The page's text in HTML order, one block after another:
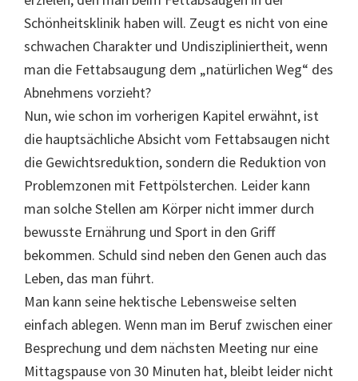
Schönheitsklinik haben will. Zeugt es nicht von eine
schwachen Charakter und Undiszipliniertheit, wenn
man die Fettabsaugung dem „natürlichen Weg“ des
Abnehmens vorzieht?
Nun, wie schon im vorherigen Kapitel erwähnt, ist
die hauptsächliche Absicht vom Fettabsaugen nicht
die Gewichtsreduktion, sondern die Reduktion von
Problemzonen mit Fettpölsterchen. Leider kann
man solche Stellen am Körper nicht immer durch
bewusste Ernährung und Sport in den Griff
bekommen. Schuld sind neben den Genen auch das
Leben, das man führt.
Man kann seine hektische Lebensweise selten
einfach ablegen. Wenn man im Beruf zwischen einer
Besprechung und dem nächsten Meeting nur eine
Mittagspause von 30 Minuten hat, bleibt leider nicht